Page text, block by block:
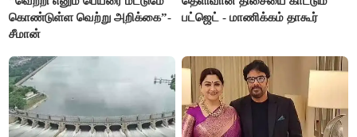
கொண்டுள்ள வெற்று அறிக்கை”-
சீமான்
பட்ஜெட் - மாணிக்கம் தாகூர்